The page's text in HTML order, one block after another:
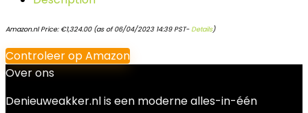
Amazon.nl Price: €1,324.00(as of 06/04/2023 14:39 PST-Details)
Controleer op Amazon
Over ons
Denieuweakker.nl is een moderne alles-in-één